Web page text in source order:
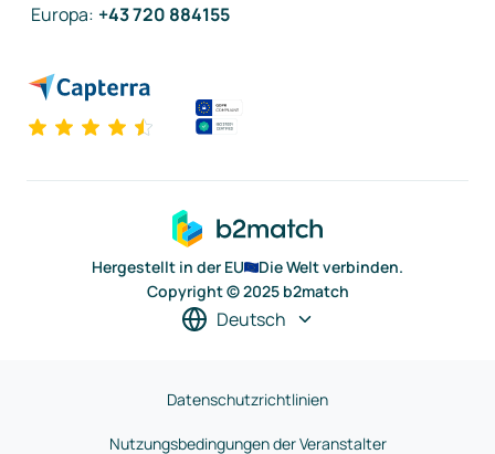
Europa: +43 720 884155
Hergestellt in der EU
Die Welt verbinden.
Copyright © 2025 b2match
Deutsch
Datenschutzrichtlinien
Nutzungsbedingungen der Veranstalter